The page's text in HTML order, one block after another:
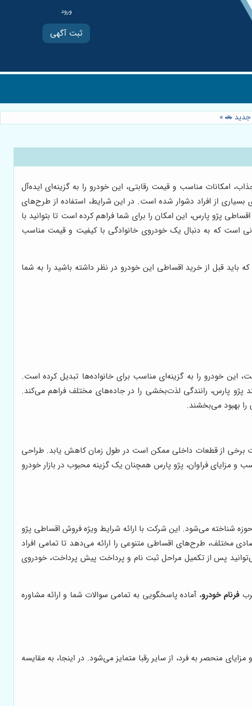
ثبت آگهی
جدید 🚗»
امکانات مناسب و قیمت رقابتی، این خودرو را به گزینه‌ای ایده‌آل
از افراد دشوار شده است. در این شرایط، استفاده از طرح‌های
پژو پارس، این امکان را برای شما فراهم کرده است تا بتوانید با
است که به دنبال یک خودروی خانوادگی با کیفیت و قیمت مناسب
باید قبل از خرید اقساطی این خودرو در نظر داشته باشید را به شما
این خودرو را به گزینه‌ای مناسب برای خانواده‌ها تبدیل کرده است.
پژو پارس، رانندگی لذت‌بخشی را در جاده‌های مختلف فراهم می‌کند.
را بهبود می‌بخشند.
برخی از قطعات داخلی ممکن است در طول زمان کاهش یابد. طراحی
و مزایای فراوان، پژو پارس همچنان یک گزینه محبوب در بازار خودرو
شناخته می‌شود. این شرکت با ارائه شرایط ویژه فروش اقساطی پژو
مختلف، طرح‌های اقساطی متنوعی را ارائه می‌دهد تا تمامی افراد
پس از تکمیل مراحل ثبت نام و پرداخت پیش پرداخت، خودروی
فرنام خودرو، آماده پاسخگویی به تمامی سوالات شما و ارائه مشاوره
مزایای منحصر به فرد، از سایر رقبا متمایز می‌شود. در اینجا، به مقایسه